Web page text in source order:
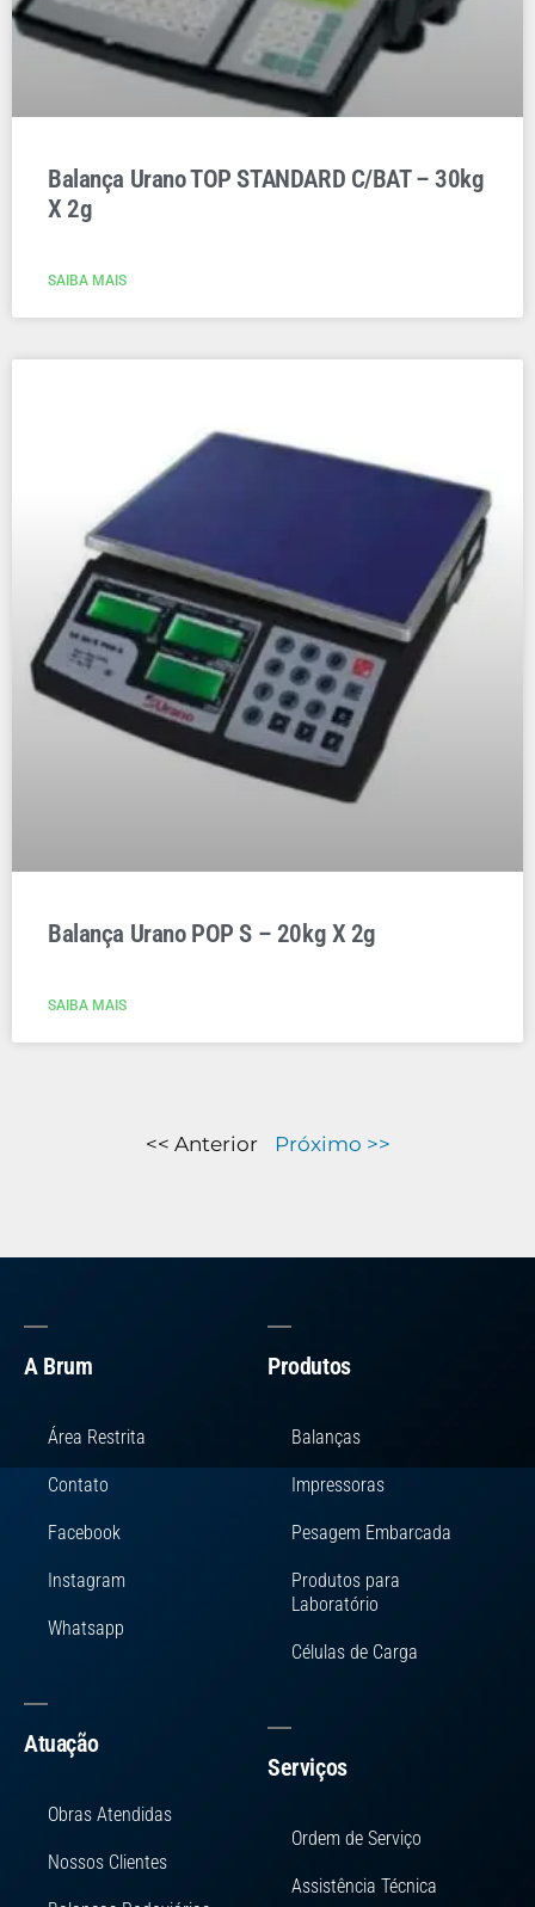
Balança Urano TOP STANDARD C/BAT – 30kg
X 2g
SAIBA MAIS
Balança Urano POP S – 20kg X 2g
SAIBA MAIS
<< Anterior Próximo >>
A Brum
Área Restrita
Contato
Facebook
Instagram
Whatsapp
Atuação
Obras Atendidas
Nossos Clientes
Produtos
Balanças
Impressoras
Pesagem Embarcada
Produtos para
Laboratório
Células de Carga
Serviços
Ordem de Serviço
Assistência Técnica